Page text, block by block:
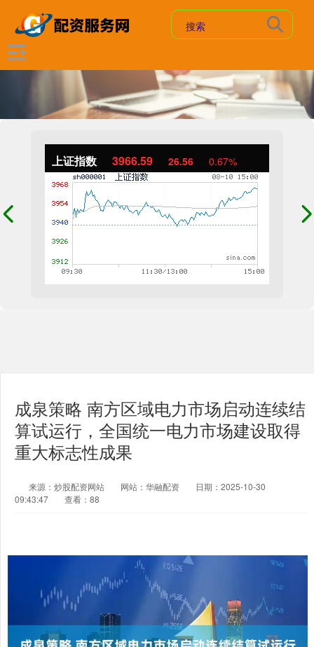
上证指数 3966.59 26.56 0.67%
成泉策略 南方区域电力市场启动连续结
算试运行，全国统一电力市场建设取得
重大标志性成果
来源：炒股配资网站 网站：华融配资
日期：2025-10-30
09:43:47
查看：88